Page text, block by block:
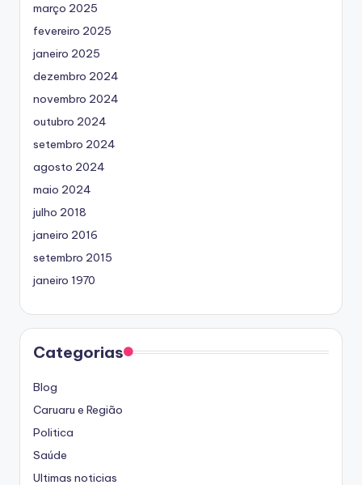
março 2025
fevereiro 2025
janeiro 2025
dezembro 2024
novembro 2024
outubro 2024
setembro 2024
agosto 2024
maio 2024
julho 2018
janeiro 2016
setembro 2015
janeiro 1970
Categorias
Blog
Caruaru e Região
Politica
Saúde
Ultimas noticias